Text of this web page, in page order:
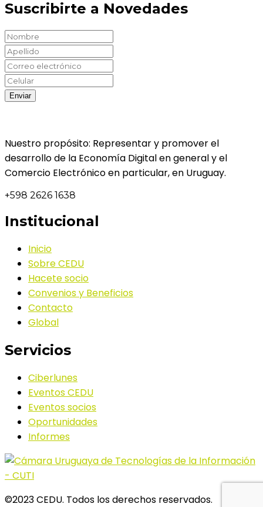
Suscribirte a Novedades
Nuestro propósito: Representar y promover el
desarrollo de la Economía Digital en general y el
Comercio Electrónico en particular, en Uruguay.
+598 2626 1638
Institucional
Inicio
Sobre CEDU
Hacete socio
Convenios y Beneficios
Contacto
Global
Servicios
Ciberlunes
Eventos CEDU
Eventos socios
Oportunidades
Informes
©2023 CEDU. Todos los derechos reservados.